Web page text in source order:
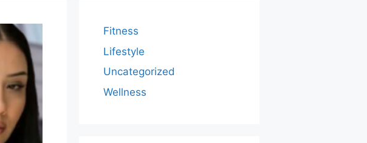
Fitness
Lifestyle
Uncategorized
Wellness